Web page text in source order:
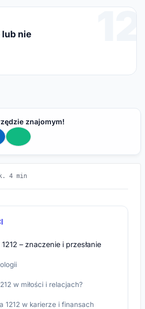
12
nie
znajomym!
4 min
– znaczenie i przesłanie
w miłości i relacjach?
1212 w karierze i finansach